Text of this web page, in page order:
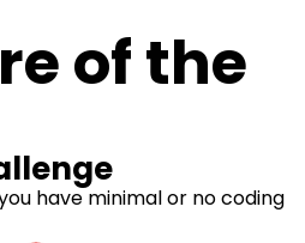
of the
have minimal or no coding